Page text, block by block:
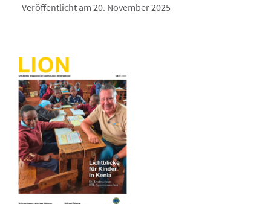
Veröffentlicht am 20. November 2025